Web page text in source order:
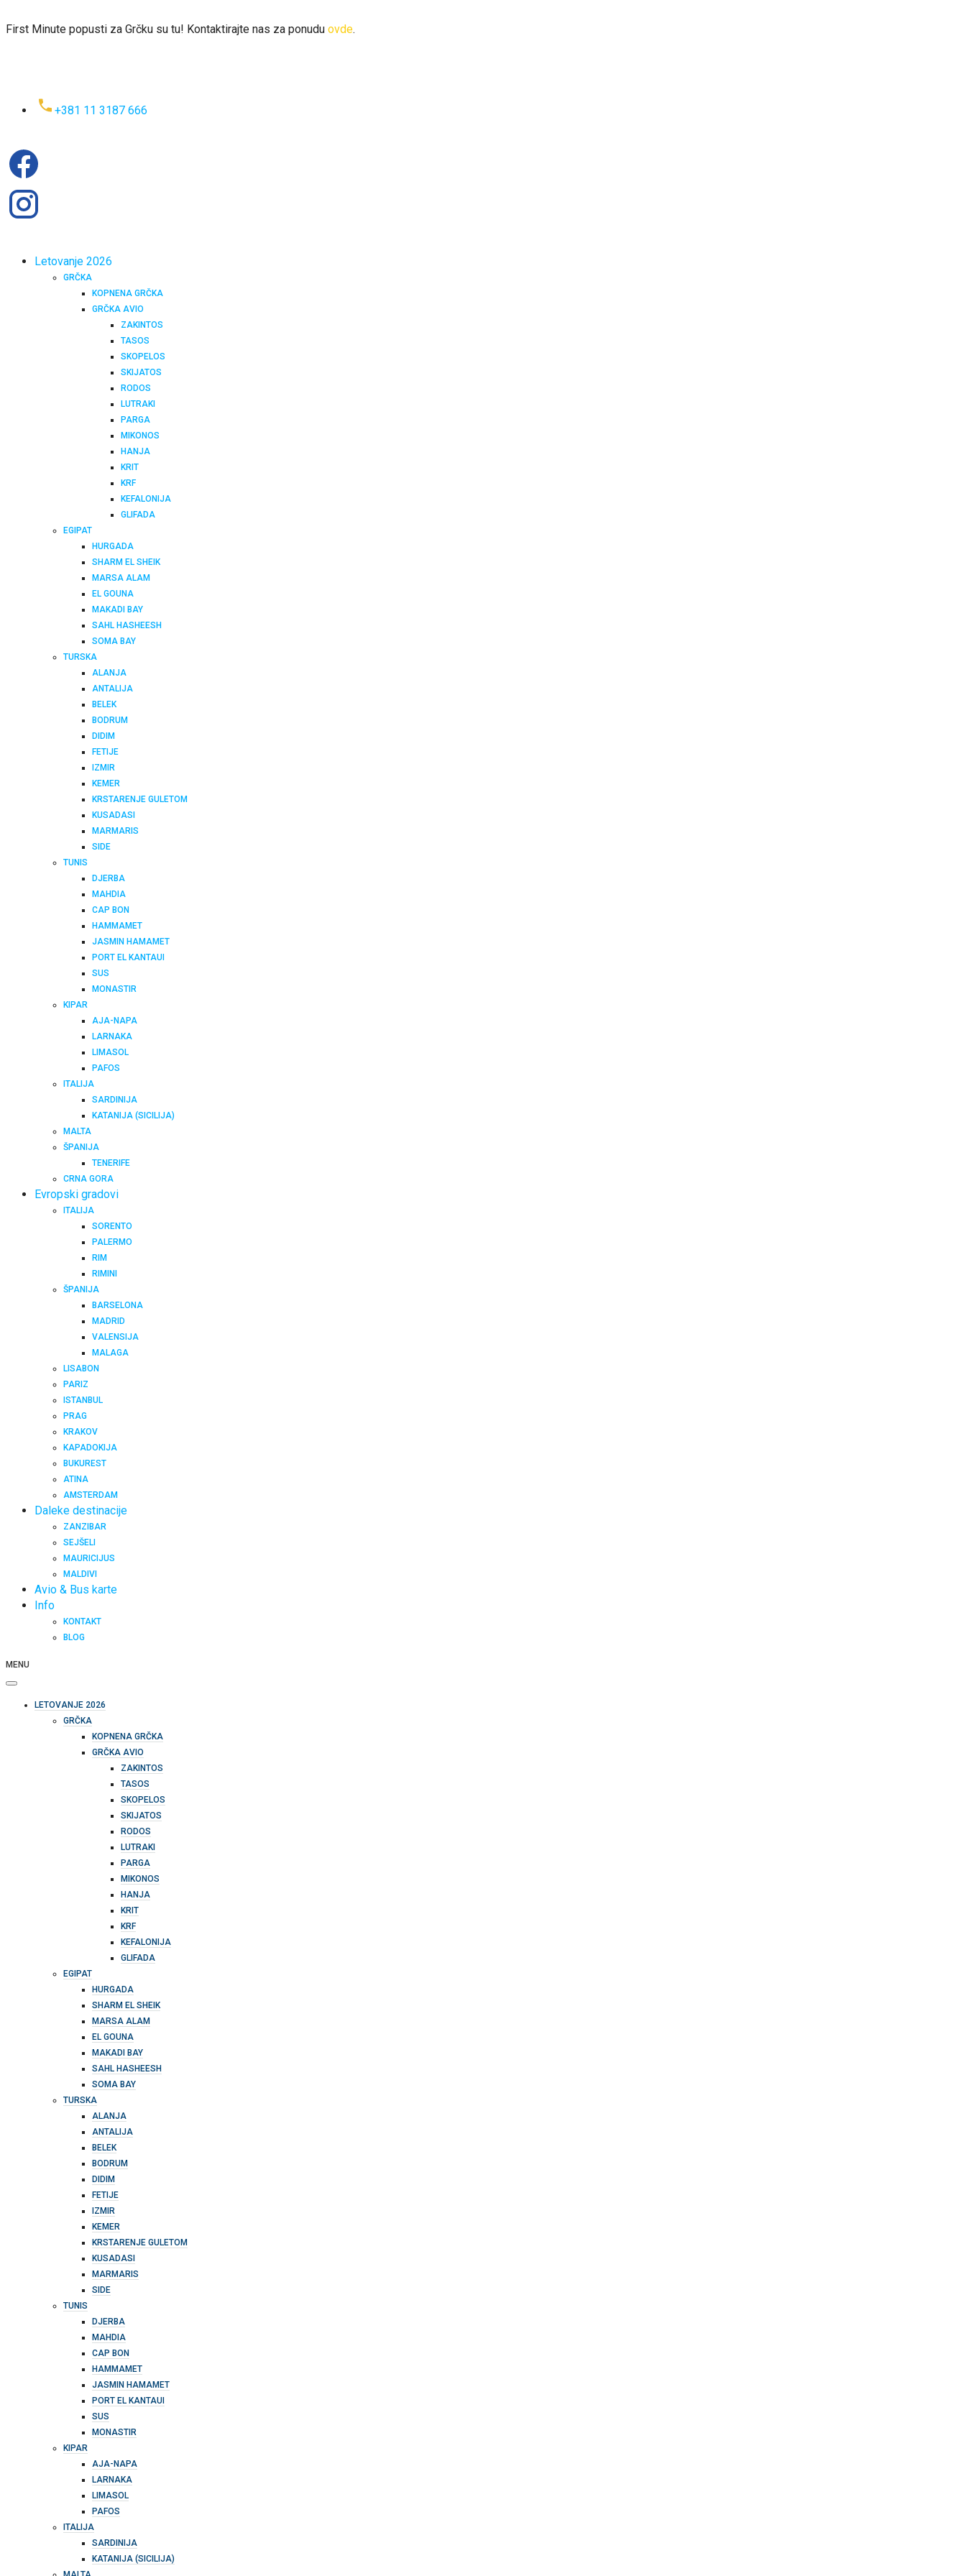
First Minute popusti za Grčku su tu! Kontaktirajte nas za ponudu ovde.
+381 11 3187 666
Letovanje 2026
GRČKA
KOPNENA GRČKA
GRČKA AVIO
ZAKINTOS
TASOS
SKOPELOS
SKIJATOS
RODOS
LUTRAKI
PARGA
MIKONOS
HANJA
KRIT
KRF
KEFALONIJA
GLIFADA
EGIPAT
HURGADA
SHARM EL SHEIK
MARSA ALAM
EL GOUNA
MAKADI BAY
SAHL HASHEESH
SOMA BAY
TURSKA
ALANJA
ANTALIJA
BELEK
BODRUM
DIDIM
FETIJE
IZMIR
KEMER
KRSTARENJE GULETOM
KUSADASI
MARMARIS
SIDE
TUNIS
DJERBA
MAHDIA
CAP BON
HAMMAMET
JASMIN HAMAMET
PORT EL KANTAUI
SUS
MONASTIR
KIPAR
AJA-NAPA
LARNAKA
LIMASOL
PAFOS
ITALIJA
SARDINIJA
KATANIJA (SICILIJA)
MALTA
ŠPANIJA
TENERIFE
CRNA GORA
Evropski gradovi
ITALIJA
SORENTO
PALERMO
RIM
RIMINI
ŠPANIJA
BARSELONA
MADRID
VALENSIJA
MALAGA
LISABON
PARIZ
ISTANBUL
PRAG
KRAKOV
KAPADOKIJA
BUKUREST
ATINA
AMSTERDAM
Daleke destinacije
ZANZIBAR
SEJŠELI
MAURICIJUS
MALDIVI
Avio & Bus karte
Info
KONTAKT
BLOG
MENU
LETOVANJE 2026
GRČKA
KOPNENA GRČKA
GRČKA AVIO
ZAKINTOS
TASOS
SKOPELOS
SKIJATOS
RODOS
LUTRAKI
PARGA
MIKONOS
HANJA
KRIT
KRF
KEFALONIJA
GLIFADA
EGIPAT
HURGADA
SHARM EL SHEIK
MARSA ALAM
EL GOUNA
MAKADI BAY
SAHL HASHEESH
SOMA BAY
TURSKA
ALANJA
ANTALIJA
BELEK
BODRUM
DIDIM
FETIJE
IZMIR
KEMER
KRSTARENJE GULETOM
KUSADASI
MARMARIS
SIDE
TUNIS
DJERBA
MAHDIA
CAP BON
HAMMAMET
JASMIN HAMAMET
PORT EL KANTAUI
SUS
MONASTIR
KIPAR
AJA-NAPA
LARNAKA
LIMASOL
PAFOS
ITALIJA
SARDINIJA
KATANIJA (SICILIJA)